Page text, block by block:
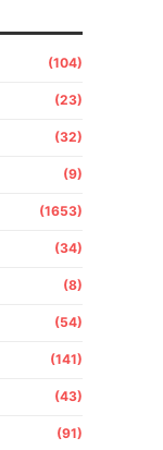
(104)
(23)
(32)
(9)
(1653)
(34)
(8)
(54)
(141)
(43)
(91)